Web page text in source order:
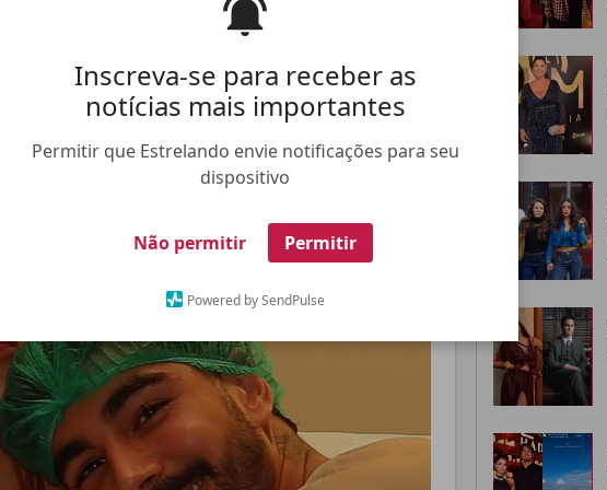
Inscreva-se para receber as
notícias mais importantes
Permitir que Estrelando envie notificações para seu
dispositivo
Não permitir Permitir
Powered by SendPulse
maternida com seis centímetros de dilatação
Whatsapp
ANUNCIE NO ESTRELANDO TRABALHE NO ESTRELANDO